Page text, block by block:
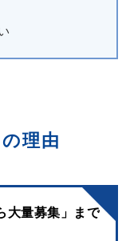
理由
大量募集」まで